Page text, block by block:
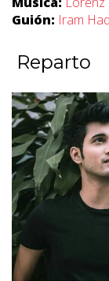
Guión: Iram Haq
Reparto